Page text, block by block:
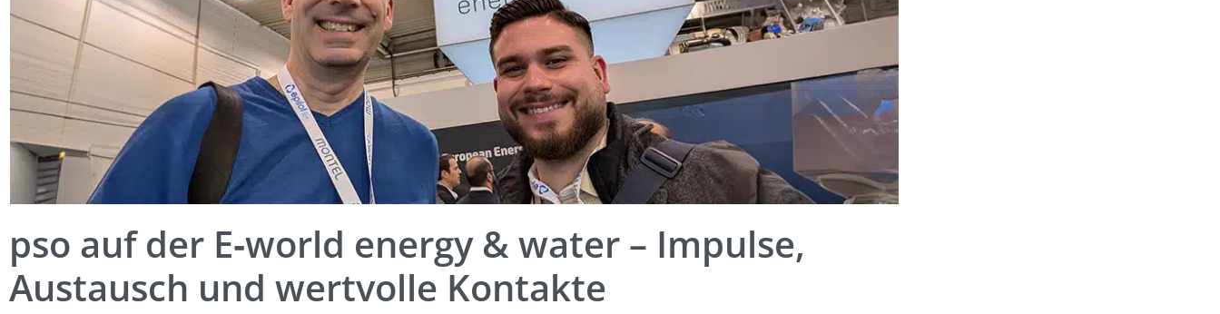
pso auf der E‑world energy & water – Impulse,
Austausch und wertvolle Kontakte